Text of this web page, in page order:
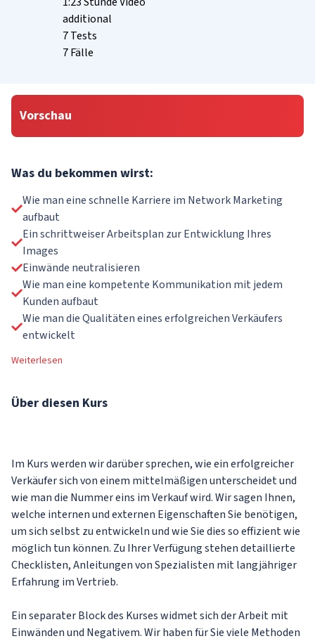
additional
7 Tests
7 Fälle
Vorschau
Was du bekommen wirst:
Wie man eine schnelle Karriere im Network Marketing
aufbaut
Ein schrittweiser Arbeitsplan zur Entwicklung Ihres
Images
Einwände neutralisieren
Wie man eine kompetente Kommunikation mit jedem
Kunden aufbaut
Wie man die Qualitäten eines erfolgreichen Verkäufers
entwickelt
Weiterlesen
Über diesen Kurs
Im Kurs werden wir darüber sprechen, wie ein erfolgreicher
Verkäufer sich von einem mittelmäßigen unterscheidet und
wie man die Nummer eins im Verkauf wird. Wir sagen Ihnen,
welche internen und externen Eigenschaften Sie benötigen,
um sich selbst zu entwickeln und wie Sie dies so effizient wie
möglich tun können. Zu Ihrer Verfügung stehen detaillierte
Checklisten, Anleitungen von Spezialisten mit langjähriger
Erfahrung im Vertrieb.
Ein separater Block des Kurses widmet sich der Arbeit mit
Einwänden und Negativem. Wir haben für Sie viele Methoden